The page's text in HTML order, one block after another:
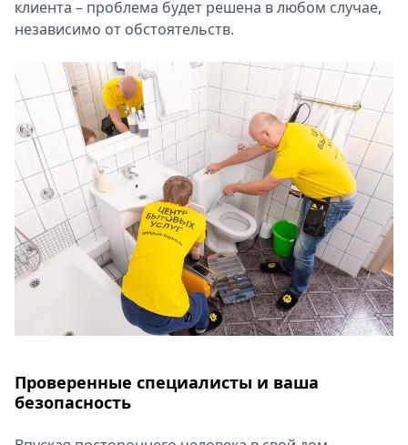
клиента – проблема будет решена в любом случае,
независимо от обстоятельств.
Проверенные специалисты и ваша
безопасность